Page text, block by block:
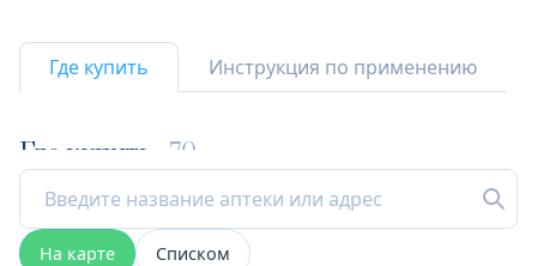
Где купить Инструкция по применению
Где купить 70
На карте Списком